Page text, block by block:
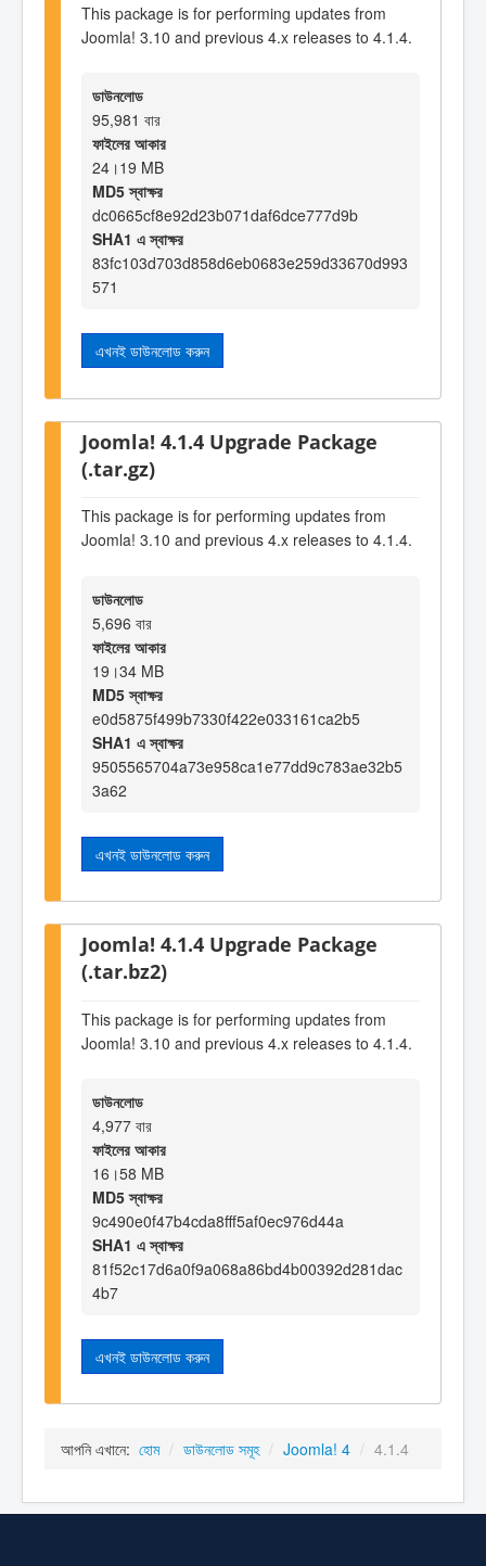
This package is for performing updates from
Joomla! 3.10 and previous 4.x releases to 4.1.4.
ডাউনলোড
95,981 বার
ফাইলের আকার
24।19 MB
MD5 স্বাক্ষর
dc0665cf8e92d23b071daf6dce777d9b
SHA1 এ স্বাক্ষর
83fc103d703d858d6eb0683e259d33670d993
571
এখনই ডাউনলোড করুন
Joomla! 4.1.4 Upgrade Package
(.tar.gz)
This package is for performing updates from
Joomla! 3.10 and previous 4.x releases to 4.1.4.
ডাউনলোড
5,696 বার
ফাইলের আকার
19।34 MB
MD5 স্বাক্ষর
e0d5875f499b7330f422e033161ca2b5
SHA1 এ স্বাক্ষর
9505565704a73e958ca1e77dd9c783ae32b5
3a62
এখনই ডাউনলোড করুন
Joomla! 4.1.4 Upgrade Package
(.tar.bz2)
This package is for performing updates from
Joomla! 3.10 and previous 4.x releases to 4.1.4.
ডাউনলোড
4,977 বার
ফাইলের আকার
16।58 MB
MD5 স্বাক্ষর
9c490e0f47b4cda8fff5af0ec976d44a
SHA1 এ স্বাক্ষর
81f52c17d6a0f9a068a86bd4b00392d281dac
4b7
এখনই ডাউনলোড করুন
আপনি এখানে: হোম / ডাউনলোড সমূহ / Joomla! 4 / 4.1.4